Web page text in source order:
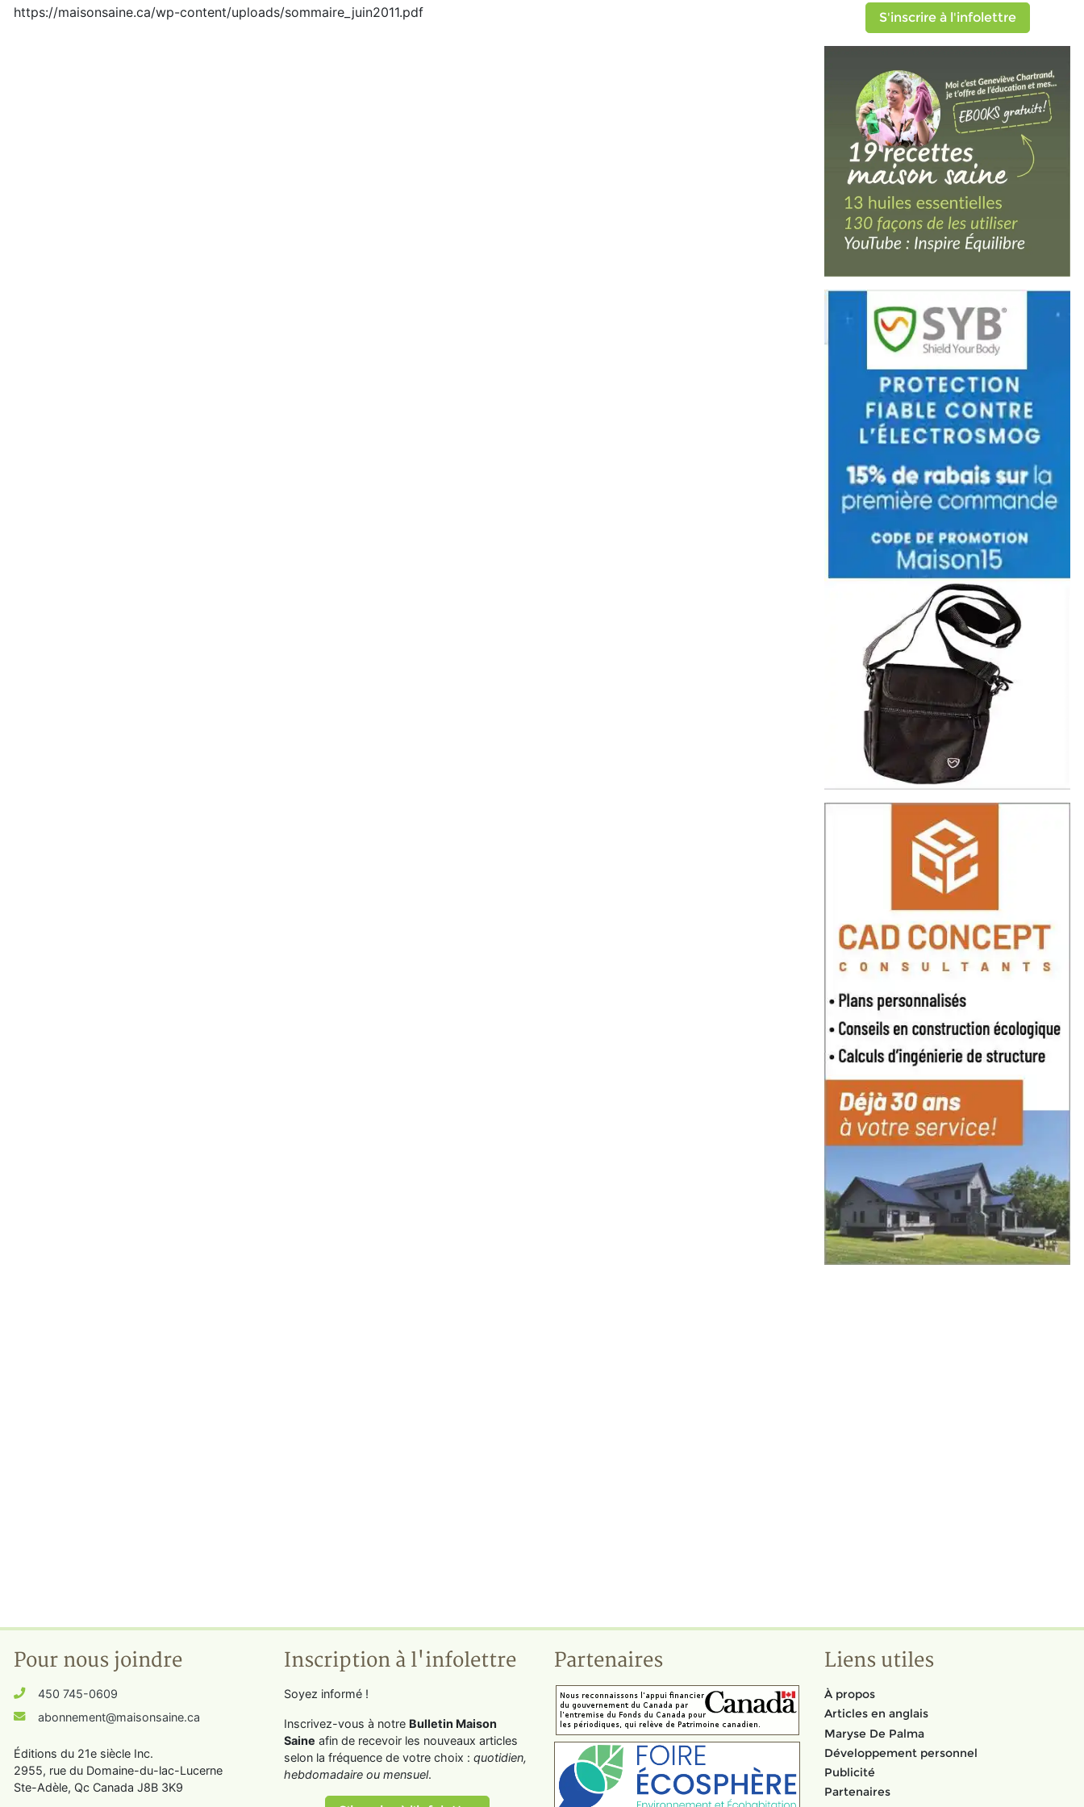
Fichier introuvable 404
https://maisonsaine.ca/wp-content/uploads/sommaire_juin2011.pdf S'inscrire à l'infolettre
Pour nous joindre
450 745-0609
abonnement@maisonsaine.ca
Éditions du 21e siècle Inc.
2955, rue du Domaine-du-lac-Lucerne
Ste-Adèle, Qc Canada J8B 3K9
Inscription à l'infolettre
Soyez informé !
Inscrivez-vous à notre Bulletin Maison
Saine afin de recevoir les nouveaux articles
selon la fréquence de votre choix : quotidien,
hebdomadaire ou mensuel.
Partenaires Liens utiles
À propos
Articles en anglais
Maryse De Palma
Développement personnel
Publicité
Partenaires